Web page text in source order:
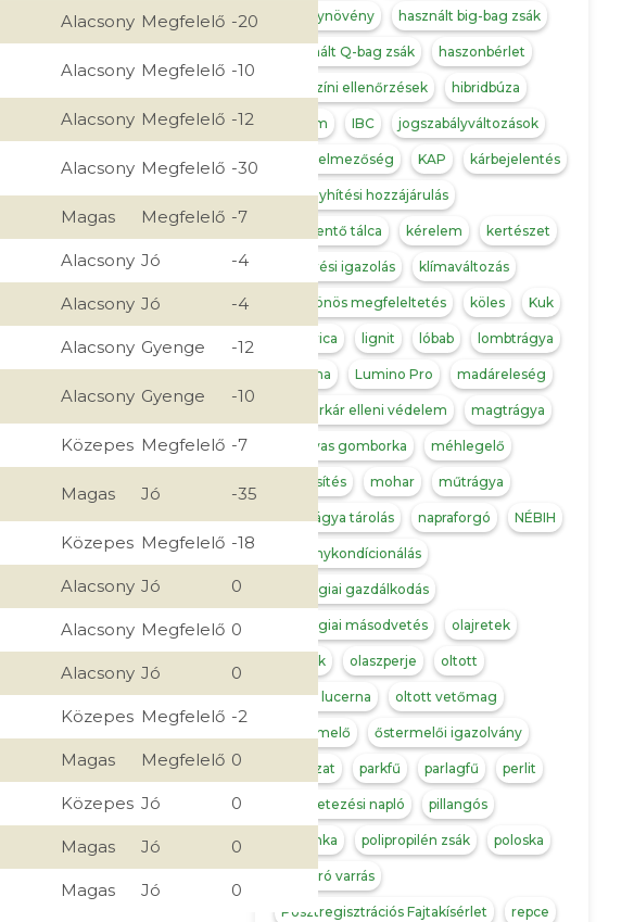
Alacsony Megfelelő -20
Alacsony Megfelelő -10
Alacsony Megfelelő -12
Alacsony Megfelelő -30
Magas Megfelelő -7
Alacsony Jó -4
Alacsony Jó -4
Alacsony Gyenge
-12
Alacsony Gyenge -10
Közepes Megfelelő -7
Magas Jó -35
Közepes Megfelelő -18
Alacsony Jó 0
Alacsony Megfelelő 0
Alacsony Jó 0
Közepes Megfelelő -2
Magas Megfelelő 0
Közepes Jó 0
Magas Jó 0
Magas Jó 0
gyógynövény használt big-bag zsák
használt Q-bag zsák haszonbérlet
helyszíni ellenőrzések hibridbúza
hozam IBC jogszabályváltozások
jövedelmezőség KAP kárbejelentés
kárenyhítési hozzájárulás
kármentő tálca kérelem kertészet
keverési igazolás klímaváltozás
kölcsönös megfeleltetés köles Kuk
kukorica lignit lóbab lombtrágya
lucerna Lumino Pro madáreleség
madárkár elleni védelem magtrágya
magvas gomborka méhlegelő
minősítés mohar műtrágya
műtrágya tárolás napraforgó NÉBIH
növénykondícionálás
ökológiai gazdálkodás
ökológiai másodvetés olajretek
olajtök olaszperje oltott
oltott lucerna oltott vetőmag
őstermelő őstermelői igazolvány
pályázat parkfű parlagfű perlit
permetezési napló pillangós
pohánka polipropilén zsák poloska
porzáró varrás
Posztregisztrációs Fajtakísérlet repce